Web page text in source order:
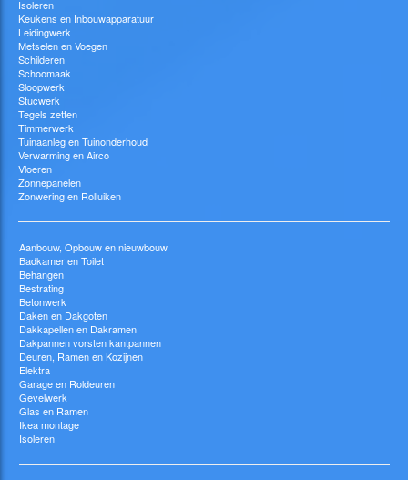
Isoleren
Keukens en Inbouwapparatuur
Leidingwerk
Metselen en Voegen
Schilderen
Schoomaak
Sloopwerk
Stucwerk
Tegels zetten
Timmerwerk
Tuinaanleg en Tuinonderhoud
Verwarming en Airco
Vloeren
Zonnepanelen
Zonwering en Rolluiken
Aanbouw, Opbouw en nieuwbouw
Badkamer en Toilet
Behangen
Bestrating
Betonwerk
Daken en Dakgoten
Dakkapellen en Dakramen
Dakpannen vorsten kantpannen
Deuren, Ramen en Kozijnen
Elektra
Garage en Roldeuren
Gevelwerk
Glas en Ramen
Ikea montage
Isoleren